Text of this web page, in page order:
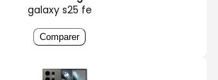
galaxy s25 fe
Comparer